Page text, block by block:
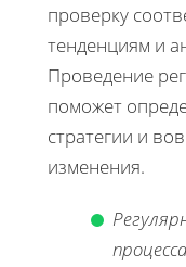
проверку
тенденциям и
Проведение
поможет
стратегии и
изменения.